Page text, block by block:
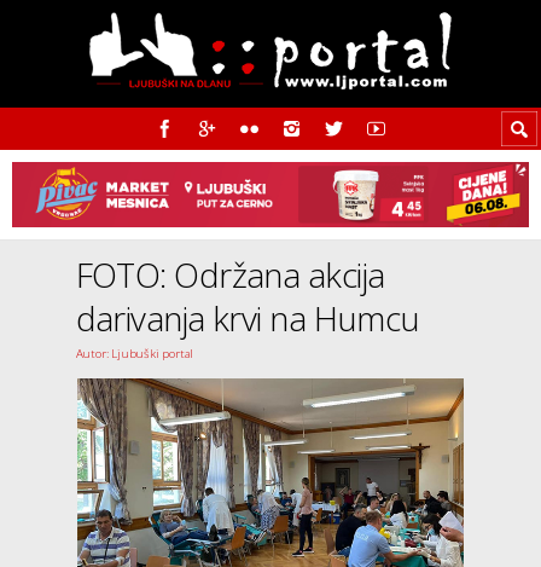
FOTO: Održana akcija
darivanja krvi na Humcu
Autor: Ljubuški portal